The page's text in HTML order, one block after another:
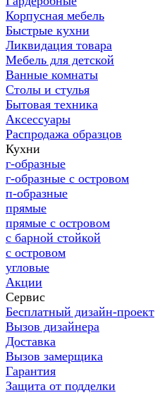
Корпусная мебель
Быстрые кухни
Ликвидация товара
Мебель для детской
Ванные комнаты
Столы и стулья
Бытовая техника
Аксессуары
Распродажа образцов
Кухни
г-образные
г-образные с островом
п-образные
прямые
прямые с островом
с барной стойкой
с островом
угловые
Акции
Сервис
Бесплатный дизайн-проект
Вызов дизайнера
Доставка
Вызов замерщика
Гарантия
Защита от подделки